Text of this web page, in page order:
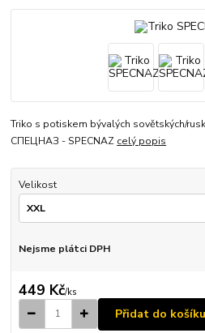
Triko s potiskem bývalých sovětských/
СПЕЦНАЗ - SPECNAZ celý popis
Velikost
Nejsme plátci DPH
449 Kč/ks
Přidat do košíku